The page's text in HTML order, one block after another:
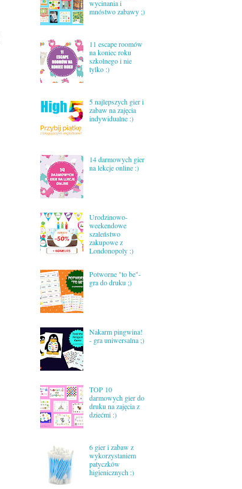
wycinania i
mnóstwo zabawy ;)
11 escape roomów
na koniec roku
szkolnego i nie
tylko :)
5 najlepszych gier i
zabaw na zajęcia
indywidualne :)
14 darmowych gier
na lekcje online :)
Urodzinowo-
weekendowe
szaleństwo
zakupowe z
Londonopoly :)
Potworne "to be"-
gra do druku ;)
Nakarm pingwina!
- gra uniwersalna ;)
TOP 10
darmowych gier do
druku na zajęcia z
dziećmi :)
6 gier i zabaw z
wykorzystaniem
patyczków
higienicznych :)